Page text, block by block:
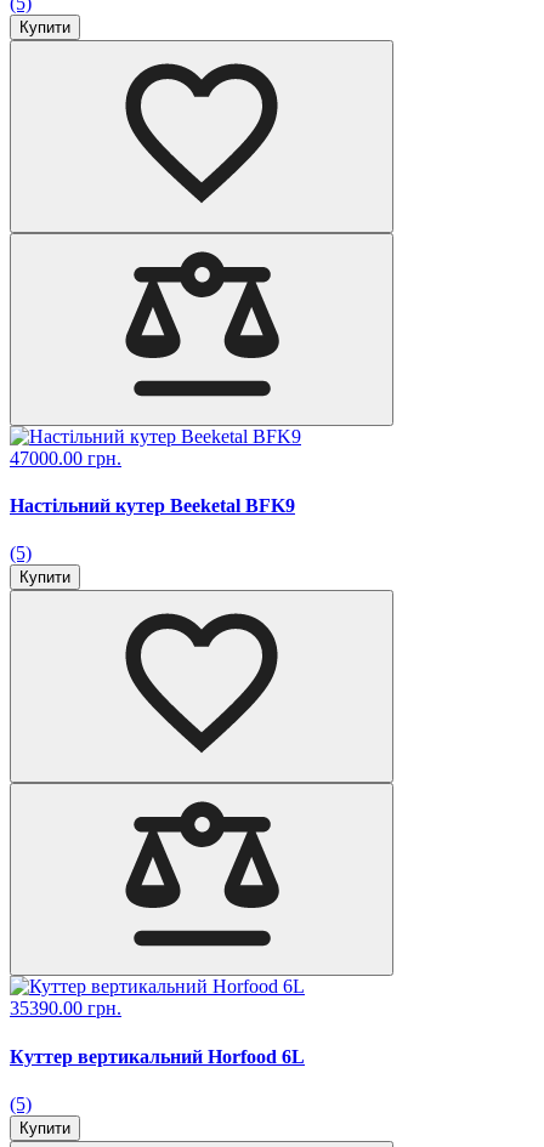
Купити
47000.00 грн.
Настільний кутер Beeketal BFK9
(5)
Купити
35390.00 грн.
Куттер вертикальний Horfood 6L
(5)
Купити